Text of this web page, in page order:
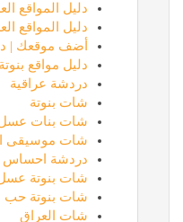
دليل المواقع
دليل المواقع
أضف موقعك |
دليل مواقع بنوتة
دردشة عراقية
شات بنوتة
شات بنات
شات موسيقى
دردشة احساس
شات بنوتة
شات بنوتة حب
شات العراق